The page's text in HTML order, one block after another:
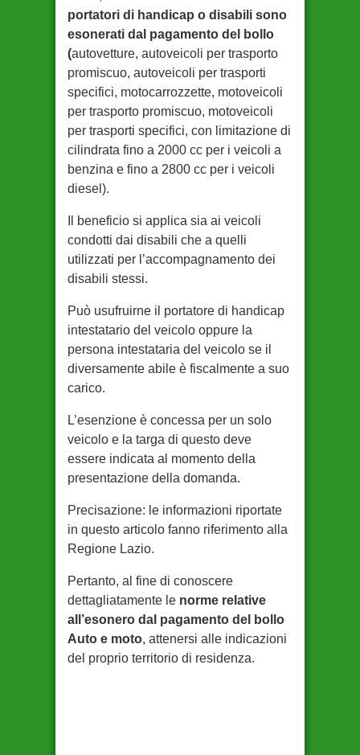
portatori di handicap o disabili sono
esonerati dal pagamento del bollo
(autovetture, autoveicoli per trasporto
promiscuo, autoveicoli per trasporti
specifici, motocarrozzette, motoveicoli
per trasporto promiscuo, motoveicoli
per trasporti specifici, con limitazione di
cilindrata fino a 2000 cc per i veicoli a
benzina e fino a 2800 cc per i veicoli
diesel).
Il beneficio si applica sia ai veicoli
condotti dai disabili che a quelli
utilizzati per l’accompagnamento dei
disabili stessi.
Può usufruirne il portatore di handicap
intestatario del veicolo oppure la
persona intestataria del veicolo se il
diversamente abile è fiscalmente a suo
carico.
L’esenzione è concessa per un solo
veicolo e la targa di questo deve
essere indicata al momento della
presentazione della domanda.
Precisazione: le informazioni riportate
in questo articolo fanno riferimento alla
Regione Lazio.
Pertanto, al fine di conoscere
dettagliatamente le norme relative
all’esonero dal pagamento del bollo
Auto e moto, attenersi alle indicazioni
del proprio territorio di residenza.